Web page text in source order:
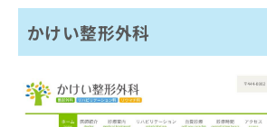
天野整形外科クリニック
きしもと整形外科リウマチクリ
岡崎整形外科・循環器内科
ワシミ整形外科 羽根分院
かけい整形外科
せん
承く
ださ
い。
し
込
は
こ
無